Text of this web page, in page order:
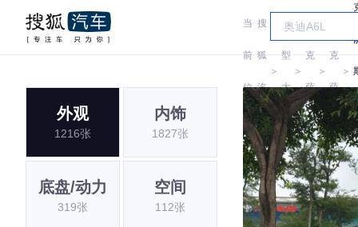
当
前
位
置:
搜
狐
汽
车
＞
车
型
大
全
＞
雷
克
萨
斯
＞
克
萨
斯
＞
外观
1216张
内饰
1827张
底盘/动力
319张
空间
112张